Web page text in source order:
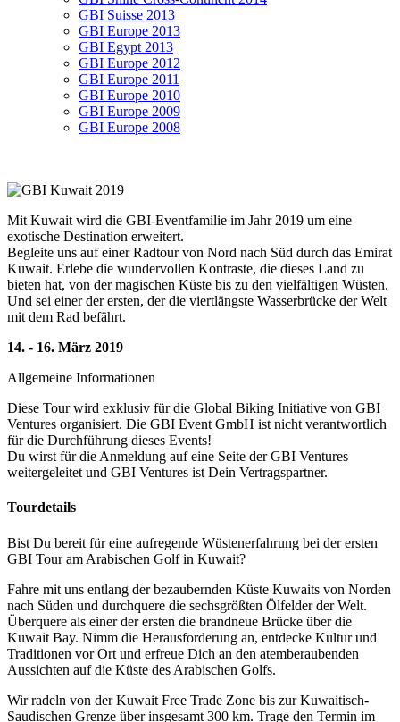
GBI Suisse 2013
GBI Europe 2013
GBI Egypt 2013
GBI Europe 2012
GBI Europe 2011
GBI Europe 2010
GBI Europe 2009
GBI Europe 2008
Mit Kuwait wird die GBI-Eventfamilie im Jahr 2019 um eine
exotische Destination erweitert.
Begleite uns auf einer Radtour von Nord nach Süd durch das Emirat
Kuwait. Erlebe die wundervollen Kontraste, die dieses Land zu
bieten hat, von der magischen Küste bis zu den vielfältigen Wüsten.
Und sei einer der ersten, der die viertlängste Wasserbrücke der Welt
mit dem Rad befährt.
14. - 16. März 2019
Allgemeine Informationen
Diese Tour wird exklusiv für die Global Biking Initiative von GBI
Ventures organisiert. Die GBI Event GmbH ist nicht verantwortlich
für die Durchführung dieses Events!
Du wirst für die Anmeldung auf eine Seite der GBI Ventures
weitergeleitet und GBI Ventures ist Dein Vertragspartner.
Tourdetails
Bist Du bereit für eine aufregende Wüstenerfahrung bei der ersten
GBI Tour am Arabischen Golf in Kuwait?
Fahre mit uns entlang der bezaubernden Küste Kuwaits von Norden
nach Süden und durchquere die sechsgrößten Ölfelder der Welt.
Überquere als einer der ersten die brandneue Brücke über die
Kuwait Bay. Nimm die Herausforderung an, entdecke Kultur und
Traditionen vor Ort und erfreue Dich an den atemberaubenden
Aussichten auf die Küste des Arabischen Golfs.
Wir radeln von der Kuwait Free Trade Zone bis zur Kuwaitisch-
Saudischen Grenze über insgesamt 300 km. Trage den Termin im